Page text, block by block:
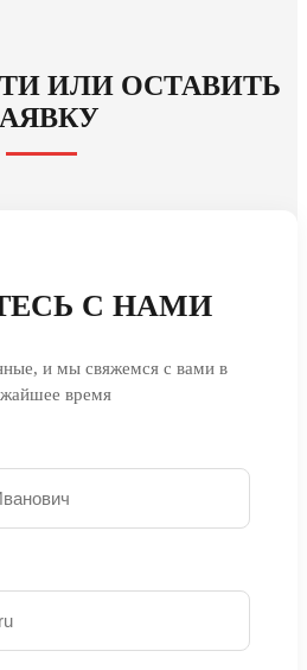
ИЛИ ОСТАВИТЬ
С НАМИ
и мы свяжемся с вами в
время